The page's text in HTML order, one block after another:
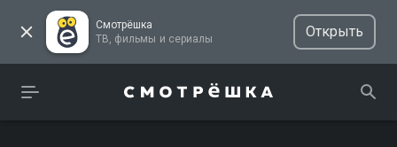
Смотрёшка
ТВ, фильмы и сериалы
Открыть